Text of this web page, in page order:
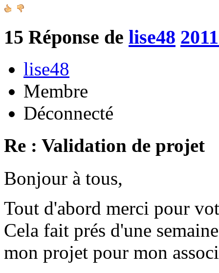
15 Réponse de lise48
lise48
Membre
Déconnecté
Re : Validation de projet
Bonjour à tous,
Tout d'abord merci pour
Cela fait prés d'une
mon projet pour mon